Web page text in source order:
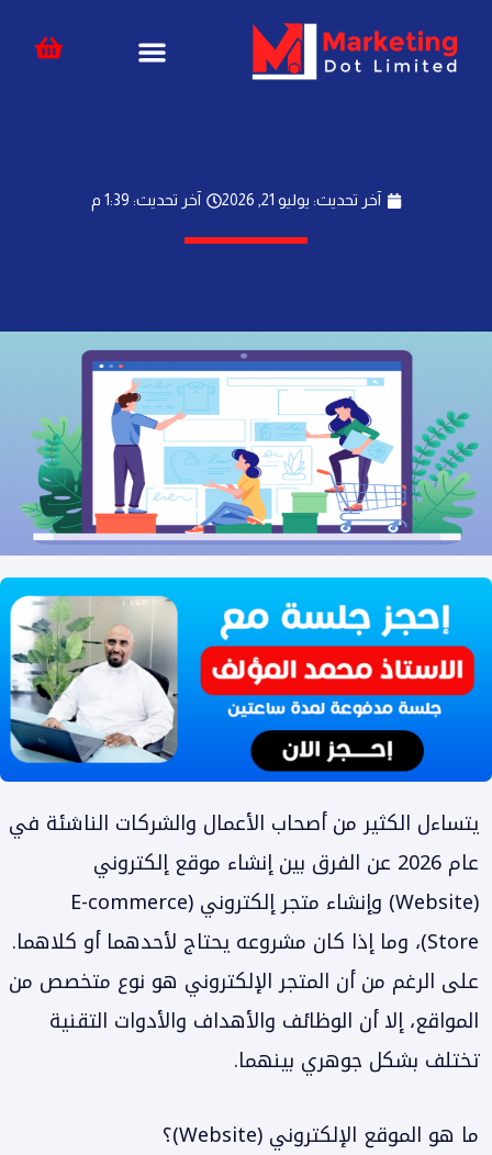
المحتوى
آخر تحديث: يوليو 21, 2026 آخر تحديث: 1:39 م
يتساءل الكثير من أصحاب الأعمال والشركات الناشئة في
عام 2026 عن الفرق بين إنشاء موقع إلكتروني
(Website) وإنشاء متجر إلكتروني (E-commerce
Store)، وما إذا كان مشروعه يحتاج لأحدهما أو كلاهما.
على الرغم من أن المتجر الإلكتروني هو نوع متخصص من
المواقع، إلا أن الوظائف والأهداف والأدوات التقنية
تختلف بشكل جوهري بينهما.
ما هو الموقع الإلكتروني (Website)؟